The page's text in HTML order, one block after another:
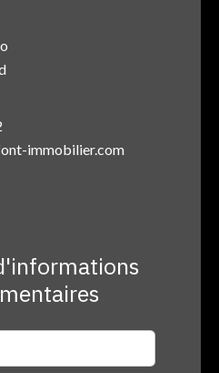
immobilier.com